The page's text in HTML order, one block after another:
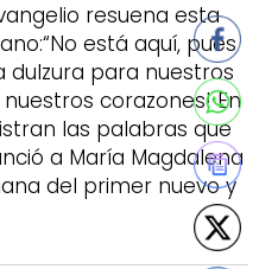
resuena esta
está aquí, pues
dulzura para nuestros
corazones! En
las palabras que
a María Magdalena
del primer nuevo y